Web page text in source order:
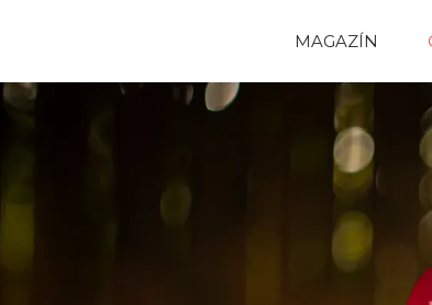
MAGAZÍN